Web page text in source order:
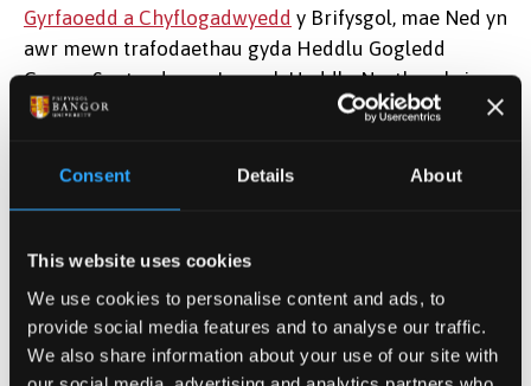
Consent Details About
This website uses cookies
We use cookies to personalise content and ads, to
provide social media features and to analyse our traffic.
We also share information about your use of our site with
Gyrfaoedd a Chyflogadwyedd y Brifysgol, mae Ned yn
awr mewn trafodaethau gyda Heddlu Gogledd
Cymru, Santander yn Lerpwl, Heddlu Northumbria a
Siemens.
Mae Ned wrth ei fodd gyda'r newyddion am gyrraedd
ffisiotherapyddion, therapyddion ioga ac
osteopathiaid. Mae'n ddiogel, yn effeithiol ac yn gost-
effeithiol i sefydliadau a effeithir gan absenoldebau
salwch oherwydd cyflyrau cyhyrysgerbydol. Mae'n
rhaglen dan arweiniad hyfforddwr yn y gweithle,